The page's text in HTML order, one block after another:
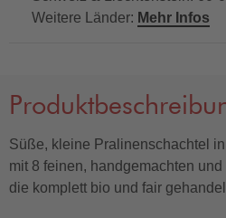
Weitere Länder: Mehr Infos
Süße, kleine Pralinenschachtel
mit 8 feinen, handgemachten
die komplett bio und fair